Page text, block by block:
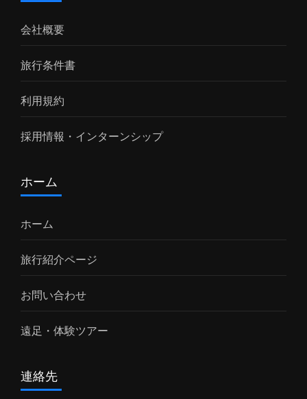
会社概要
旅行条件書
利用規約
採用情報・インターンシップ
ホーム
ホーム
旅行紹介ページ
お問い合わせ
遠足・体験ツアー
連絡先